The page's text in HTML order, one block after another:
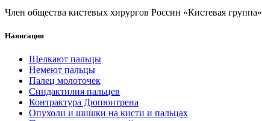
Член общества кистевых хирургов России «Кистевая группа»
Навигация
Щелкают пальцы
Немеют пальцы
Палец молоточек
Синдактилия пальцев
Контрактура Дюпюитрена
Опухоли и шишки на кисти и пальцах